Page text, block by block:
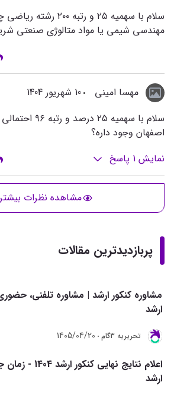
سلام با سهمیه ۲۵ و رتبه
مهندسی شیمی یا مواد متالوژی صنعتی
مهسا امینی
10 شهریور 1404
سلام با سهمیه ۲۵
اصفهان وجود داره؟
نمایش 1 پاسخ
مشاهده نظرات بیشتر
پربازدیدترین مقالات
مشاوره کنکور ارشد | مشاوره تلفنی،
ارشد
تحريريه 3گام 1405/04/20
اعلام نتایج
ارشد